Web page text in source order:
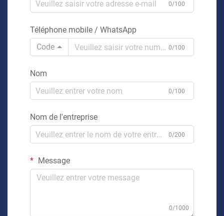
0/100
Téléphone mobile / WhatsApp
Code
0/100
Nom
0/100
Nom de l'entreprise
0/200
Message
0/1000